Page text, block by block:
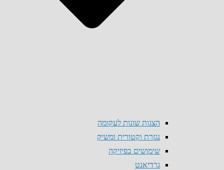
הצגות שונות לעקומה
נגזרת וקטורית ומשיק
שימושים בפיזיקה
גרדיאנט